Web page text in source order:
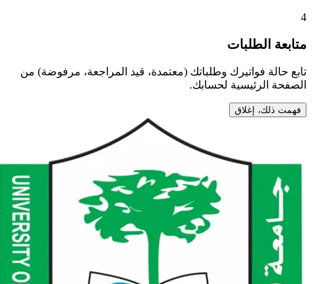
متابعة الطلبات
تابع حالة فواتيرك وطلباتك (معتمدة، قيد المراجعة، مرفوضة) من
الصفحة الرئيسية لحسابك.
فهمت ذلك، إغلاق